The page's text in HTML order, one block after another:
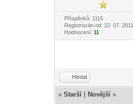
Příspěvků: 1115
Registrován od: 22. 07. 2011
Hodnocení: 11
Hledat
«Starší Novější »